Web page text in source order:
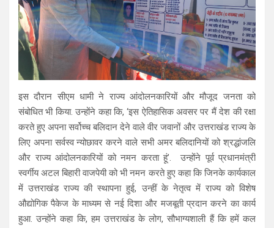
इस दौरान सीएम धामी ने राज्य आंदोलनकारियों और मौजूद जनता को
संबोधित भी किया. उन्होंने कहा कि, ‘इस ऐतिहासिक अवसर पर मैं देश की रक्षा
करते हुए अपना सर्वोच्च बलिदान देने वाले वीर जवानों और उत्तराखंड राज्य के
लिए अपना सर्वस्व न्योछावर करने वाले सभी अमर बलिदानियों को श्रद्धांजलि
और राज्य आंदोलनकारियों को नमन करता हूं’. उन्होंने पूर्व प्रधानमंत्री
स्वर्गीय अटल बिहारी वाजपेयी को भी नमन करते हुए कहा कि जिनके कार्यकाल
में उत्तराखंड राज्य की स्थापना हुई, उन्हीं के नेतृत्व में राज्य को विशेष
औद्योगिक पैकेज के माध्यम से नई दिशा और मजबूती प्रदान करने का कार्य
हुआ. उन्होंने कहा कि, हम उत्तराखंड के लोग, सौभाग्यशाली हैं कि हमें कल